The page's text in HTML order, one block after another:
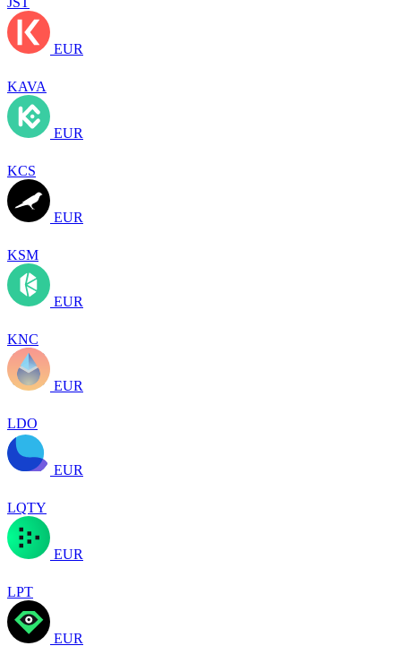
EUR
KAVA
EUR
KCS
EUR
KSM
EUR
KNC
EUR
LDO
EUR
LQTY
EUR
LPT
EUR